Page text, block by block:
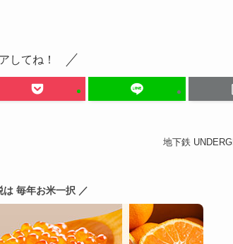
してね！
地下鉄
毎年お米一択 ／